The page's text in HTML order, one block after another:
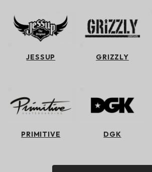
JESSUP GRIZZLY
PRIMITIVE DGK